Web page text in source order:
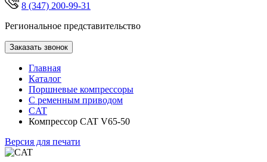
8 (347) 200-99-31
Региональное представительство
Заказать звонок
Главная
Каталог
Поршневые компрессоры
С ременным приводом
CAT
Компрессор CAT V65-50
Версия для печати